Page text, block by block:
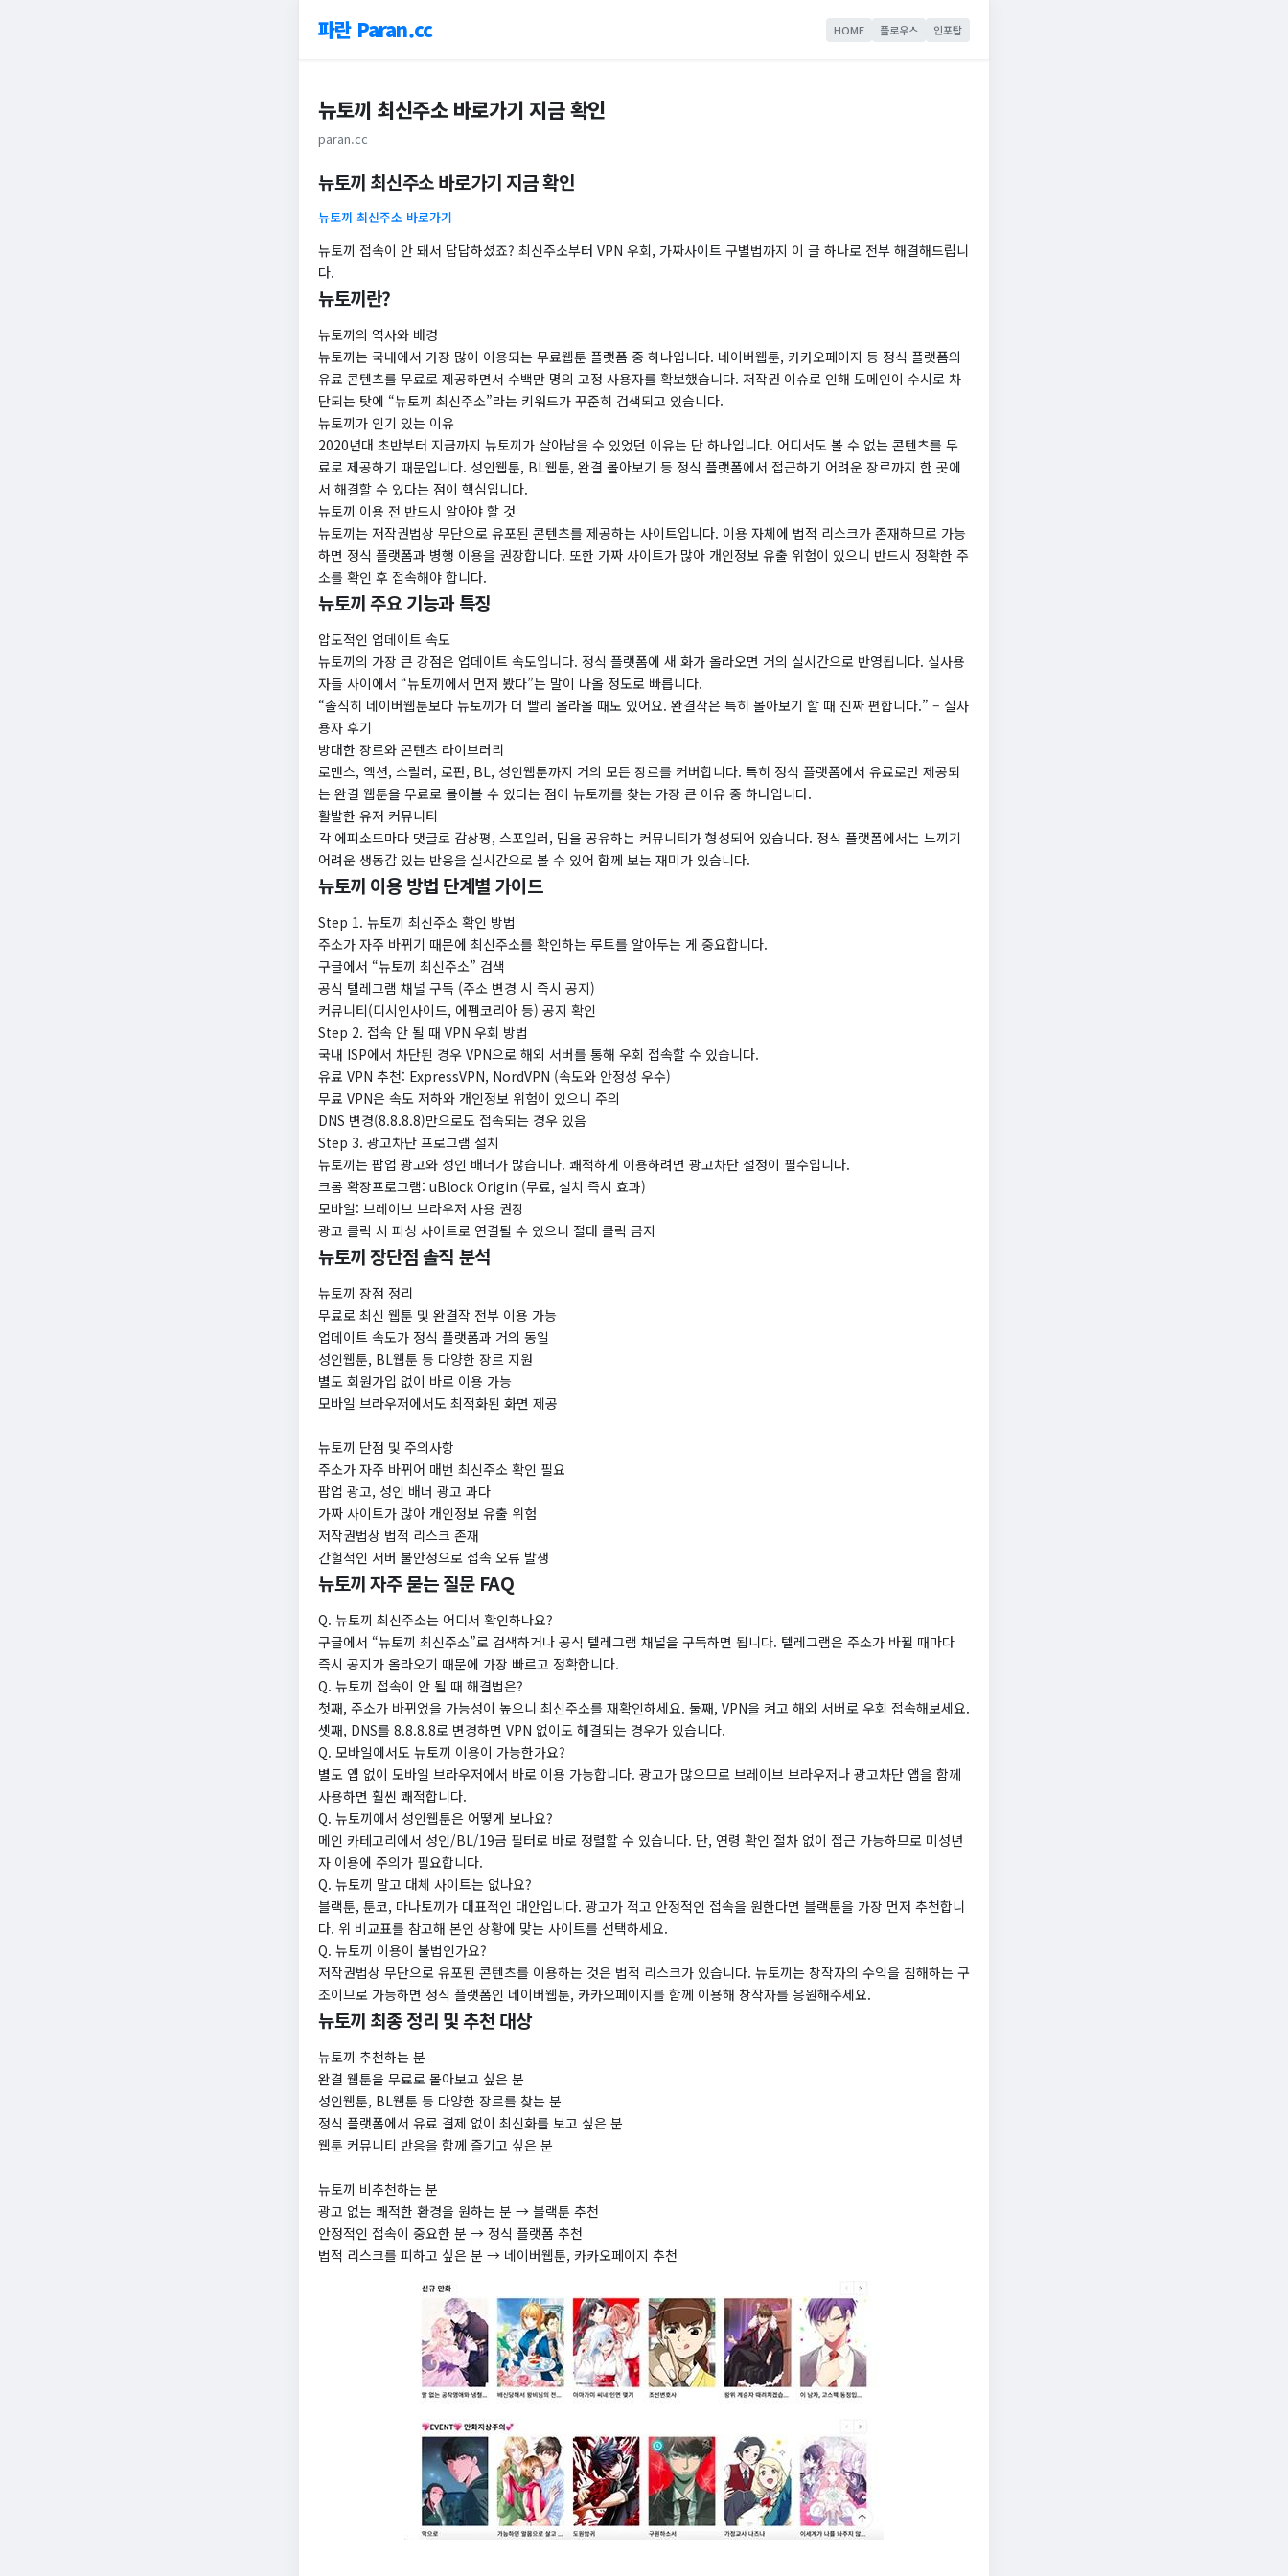
파란 Paran.cc HOME 플로우스 인포탑
뉴토끼 최신주소 바로가기 지금 확인
paran.cc
뉴토끼 최신주소 바로가기 지금 확인
뉴토끼 최신주소 바로가기
뉴토끼 접속이 안 돼서 답답하셨죠? 최신주소부터 VPN 우회, 가짜사이트 구별법까지 이 글 하나로 전부 해결해드립니
다.
뉴토끼란?
뉴토끼의 역사와 배경
뉴토끼는 국내에서 가장 많이 이용되는 무료웹툰 플랫폼 중 하나입니다. 네이버웹툰, 카카오페이지 등 정식 플랫폼의
유료 콘텐츠를 무료로 제공하면서 수백만 명의 고정 사용자를 확보했습니다. 저작권 이슈로 인해 도메인이 수시로 차
단되는 탓에 “뉴토끼 최신주소”라는 키워드가 꾸준히 검색되고 있습니다.
뉴토끼가 인기 있는 이유
2020년대 초반부터 지금까지 뉴토끼가 살아남을 수 있었던 이유는 단 하나입니다. 어디서도 볼 수 없는 콘텐츠를 무
료로 제공하기 때문입니다. 성인웹툰, BL웹툰, 완결 몰아보기 등 정식 플랫폼에서 접근하기 어려운 장르까지 한 곳에
서 해결할 수 있다는 점이 핵심입니다.
뉴토끼 이용 전 반드시 알아야 할 것
뉴토끼는 저작권법상 무단으로 유포된 콘텐츠를 제공하는 사이트입니다. 이용 자체에 법적 리스크가 존재하므로 가능
하면 정식 플랫폼과 병행 이용을 권장합니다. 또한 가짜 사이트가 많아 개인정보 유출 위험이 있으니 반드시 정확한 주
소를 확인 후 접속해야 합니다.
뉴토끼 주요 기능과 특징
압도적인 업데이트 속도
뉴토끼의 가장 큰 강점은 업데이트 속도입니다. 정식 플랫폼에 새 화가 올라오면 거의 실시간으로 반영됩니다. 실사용
자들 사이에서 “뉴토끼에서 먼저 봤다”는 말이 나올 정도로 빠릅니다.
“솔직히 네이버웹툰보다 뉴토끼가 더 빨리 올라올 때도 있어요. 완결작은 특히 몰아보기 할 때 진짜 편합니다.” – 실사
용자 후기
방대한 장르와 콘텐츠 라이브러리
로맨스, 액션, 스릴러, 로판, BL, 성인웹툰까지 거의 모든 장르를 커버합니다. 특히 정식 플랫폼에서 유료로만 제공되
는 완결 웹툰을 무료로 몰아볼 수 있다는 점이 뉴토끼를 찾는 가장 큰 이유 중 하나입니다.
활발한 유저 커뮤니티
각 에피소드마다 댓글로 감상평, 스포일러, 밈을 공유하는 커뮤니티가 형성되어 있습니다. 정식 플랫폼에서는 느끼기
어려운 생동감 있는 반응을 실시간으로 볼 수 있어 함께 보는 재미가 있습니다.
뉴토끼 이용 방법 단계별 가이드
Step 1. 뉴토끼 최신주소 확인 방법
주소가 자주 바뀌기 때문에 최신주소를 확인하는 루트를 알아두는 게 중요합니다.
구글에서 “뉴토끼 최신주소” 검색
공식 텔레그램 채널 구독 (주소 변경 시 즉시 공지)
커뮤니티(디시인사이드, 에펨코리아 등) 공지 확인
Step 2. 접속 안 될 때 VPN 우회 방법
국내 ISP에서 차단된 경우 VPN으로 해외 서버를 통해 우회 접속할 수 있습니다.
유료 VPN 추천: ExpressVPN, NordVPN (속도와 안정성 우수)
무료 VPN은 속도 저하와 개인정보 위험이 있으니 주의
DNS 변경(8.8.8.8)만으로도 접속되는 경우 있음
Step 3. 광고차단 프로그램 설치
뉴토끼는 팝업 광고와 성인 배너가 많습니다. 쾌적하게 이용하려면 광고차단 설정이 필수입니다.
크롬 확장프로그램: uBlock Origin (무료, 설치 즉시 효과)
모바일: 브레이브 브라우저 사용 권장
광고 클릭 시 피싱 사이트로 연결될 수 있으니 절대 클릭 금지
뉴토끼 장단점 솔직 분석
뉴토끼 장점 정리
무료로 최신 웹툰 및 완결작 전부 이용 가능
업데이트 속도가 정식 플랫폼과 거의 동일
성인웹툰, BL웹툰 등 다양한 장르 지원
별도 회원가입 없이 바로 이용 가능
모바일 브라우저에서도 최적화된 화면 제공
뉴토끼 단점 및 주의사항
주소가 자주 바뀌어 매번 최신주소 확인 필요
팝업 광고, 성인 배너 광고 과다
가짜 사이트가 많아 개인정보 유출 위험
저작권법상 법적 리스크 존재
간헐적인 서버 불안정으로 접속 오류 발생
뉴토끼 자주 묻는 질문 FAQ
Q. 뉴토끼 최신주소는 어디서 확인하나요?
구글에서 “뉴토끼 최신주소”로 검색하거나 공식 텔레그램 채널을 구독하면 됩니다. 텔레그램은 주소가 바뀔 때마다
즉시 공지가 올라오기 때문에 가장 빠르고 정확합니다.
Q. 뉴토끼 접속이 안 될 때 해결법은?
첫째, 주소가 바뀌었을 가능성이 높으니 최신주소를 재확인하세요. 둘째, VPN을 켜고 해외 서버로 우회 접속해보세요.
셋째, DNS를 8.8.8.8로 변경하면 VPN 없이도 해결되는 경우가 있습니다.
Q. 모바일에서도 뉴토끼 이용이 가능한가요?
별도 앱 없이 모바일 브라우저에서 바로 이용 가능합니다. 광고가 많으므로 브레이브 브라우저나 광고차단 앱을 함께
사용하면 훨씬 쾌적합니다.
Q. 뉴토끼에서 성인웹툰은 어떻게 보나요?
메인 카테고리에서 성인/BL/19금 필터로 바로 정렬할 수 있습니다. 단, 연령 확인 절차 없이 접근 가능하므로 미성년
자 이용에 주의가 필요합니다.
Q. 뉴토끼 말고 대체 사이트는 없나요?
블랙툰, 툰코, 마나토끼가 대표적인 대안입니다. 광고가 적고 안정적인 접속을 원한다면 블랙툰을 가장 먼저 추천합니
다. 위 비교표를 참고해 본인 상황에 맞는 사이트를 선택하세요.
Q. 뉴토끼 이용이 불법인가요?
저작권법상 무단으로 유포된 콘텐츠를 이용하는 것은 법적 리스크가 있습니다. 뉴토끼는 창작자의 수익을 침해하는 구
조이므로 가능하면 정식 플랫폼인 네이버웹툰, 카카오페이지를 함께 이용해 창작자를 응원해주세요.
뉴토끼 최종 정리 및 추천 대상
뉴토끼 추천하는 분
완결 웹툰을 무료로 몰아보고 싶은 분
성인웹툰, BL웹툰 등 다양한 장르를 찾는 분
정식 플랫폼에서 유료 결제 없이 최신화를 보고 싶은 분
웹툰 커뮤니티 반응을 함께 즐기고 싶은 분
뉴토끼 비추천하는 분
광고 없는 쾌적한 환경을 원하는 분 → 블랙툰 추천
안정적인 접속이 중요한 분 → 정식 플랫폼 추천
법적 리스크를 피하고 싶은 분 → 네이버웹툰, 카카오페이지 추천